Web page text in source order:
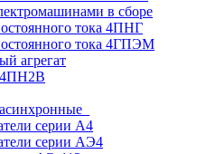
в сборе
тока 4ПНГ
тока 4ГПЭМ
агрегат
4ПН2В
серии А4
серии АЭ4